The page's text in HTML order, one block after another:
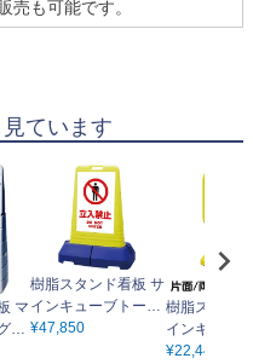
売も可能です。
ています
マ
サ
樹脂スタンド看板 サ
インキューブトール
「 立入禁止 DO NOT
¥47,850
樹脂スタン
インキュー
入禁止 DO
¥22,440